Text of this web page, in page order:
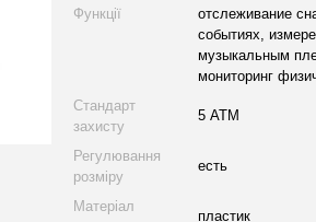
Функції
отслеживание
событиях,
музыкальным
мониторинг
Стандарт
захисту
5 АТМ
Регулювання
розміру
есть
Матеріал
пластик